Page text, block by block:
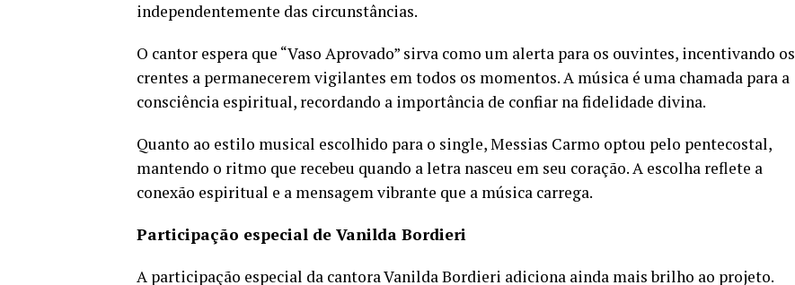
independentemente das circunstâncias.
O cantor espera que “Vaso Aprovado” sirva como um alerta para os ouvintes, incentivando os
crentes a permanecerem vigilantes em todos os momentos. A música é uma chamada para a
consciência espiritual, recordando a importância de confiar na fidelidade divina.
Quanto ao estilo musical escolhido para o single, Messias Carmo optou pelo pentecostal,
mantendo o ritmo que recebeu quando a letra nasceu em seu coração. A escolha reflete a
conexão espiritual e a mensagem vibrante que a música carrega.
Participação especial de Vanilda Bordieri
A participação especial da cantora Vanilda Bordieri adiciona ainda mais brilho ao projeto.